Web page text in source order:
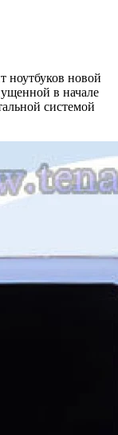
ноутбуков новой
в начале
системой